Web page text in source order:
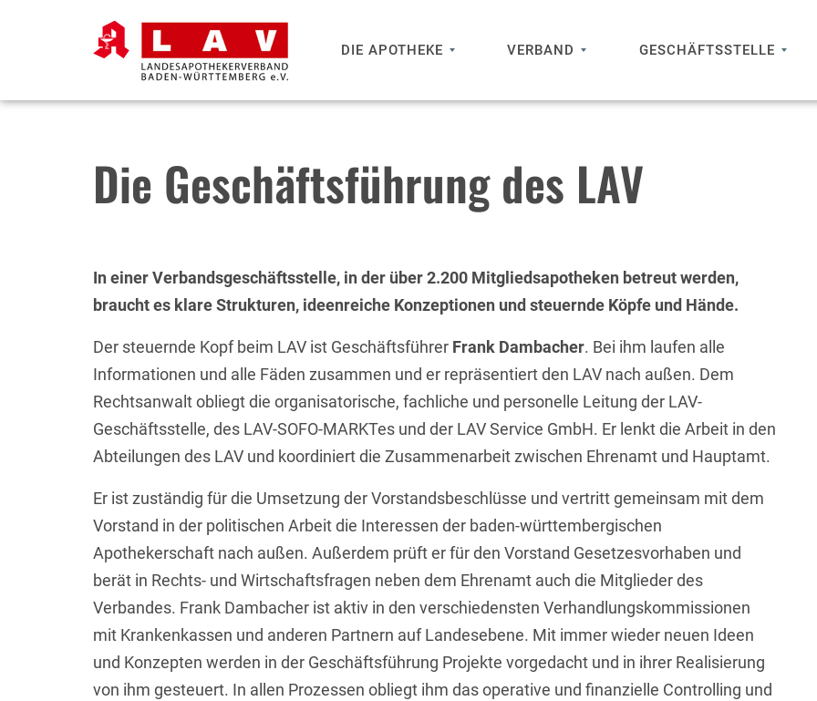
DIE APOTHEKE VERBAND GESCHÄFTSSTELLE
Die Geschäftsführung des LAV
In einer Verbandsgeschäftsstelle, in der über 2.200 Mitgliedsapotheken betreut werden,
braucht es klare Strukturen, ideenreiche Konzeptionen und steuernde Köpfe und Hände.
Der steuernde Kopf beim LAV ist Geschäftsführer Frank Dambacher. Bei ihm laufen alle
Informationen und alle Fäden zusammen und er repräsentiert den LAV nach außen. Dem
Rechtsanwalt obliegt die organisatorische, fachliche und personelle Leitung der LAV-
Geschäftsstelle, des LAV-SOFO-MARKTes und der LAV Service GmbH. Er lenkt die Arbeit in den
Abteilungen des LAV und koordiniert die Zusammenarbeit zwischen Ehrenamt und Hauptamt.
Er ist zuständig für die Umsetzung der Vorstandsbeschlüsse und vertritt gemeinsam mit dem
Vorstand in der politischen Arbeit die Interessen der baden-württembergischen
Apothekerschaft nach außen. Außerdem prüft er für den Vorstand Gesetzesvorhaben und
berät in Rechts- und Wirtschaftsfragen neben dem Ehrenamt auch die Mitglieder des
Verbandes. Frank Dambacher ist aktiv in den verschiedensten Verhandlungskommissionen
mit Krankenkassen und anderen Partnern auf Landesebene. Mit immer wieder neuen Ideen
und Konzepten werden in der Geschäftsführung Projekte vorgedacht und in ihrer Realisierung
von ihm gesteuert. In allen Prozessen obliegt ihm das operative und finanzielle Controlling und